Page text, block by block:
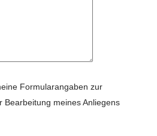
Formularangaben zur
Bearbeitung meines Anliegens